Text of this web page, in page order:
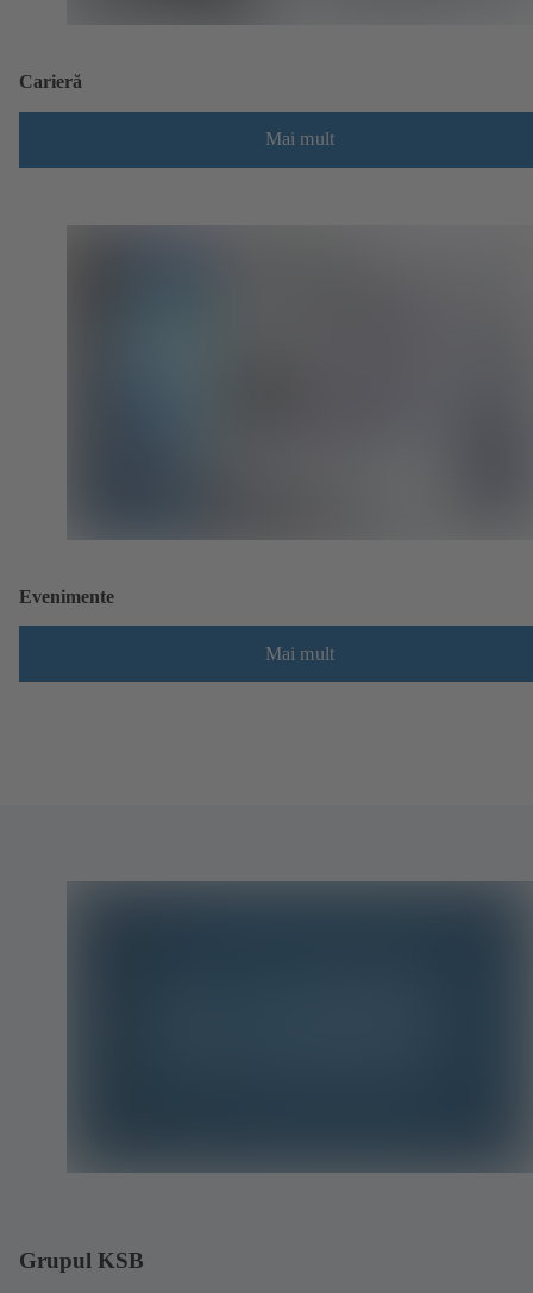
Carieră
Mai mult
Evenimente
Mai mult
Grupul KSB